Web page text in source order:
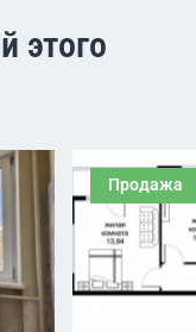
этого
Продажа